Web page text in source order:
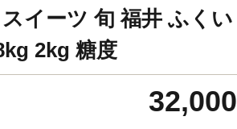
イーツ 旬 福井 ふくい
2kg 糖度
32,000